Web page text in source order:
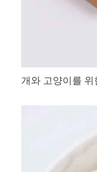
개와 고양이를